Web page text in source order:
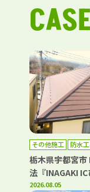
CASE
その他施工 防水
栃木県宇都宮市
法『INAGAKI
220』・ベラン
2026.08.05